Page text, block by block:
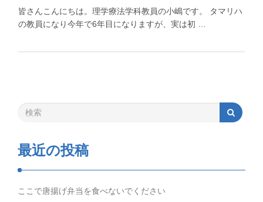
皆さんこんにちは。理学療法学科教員の小嶋です。 タマリハ
の教員になり今年で6年目になりますが、実は初 …
最近の投稿
ここで唐揚げ弁当を食べないでください